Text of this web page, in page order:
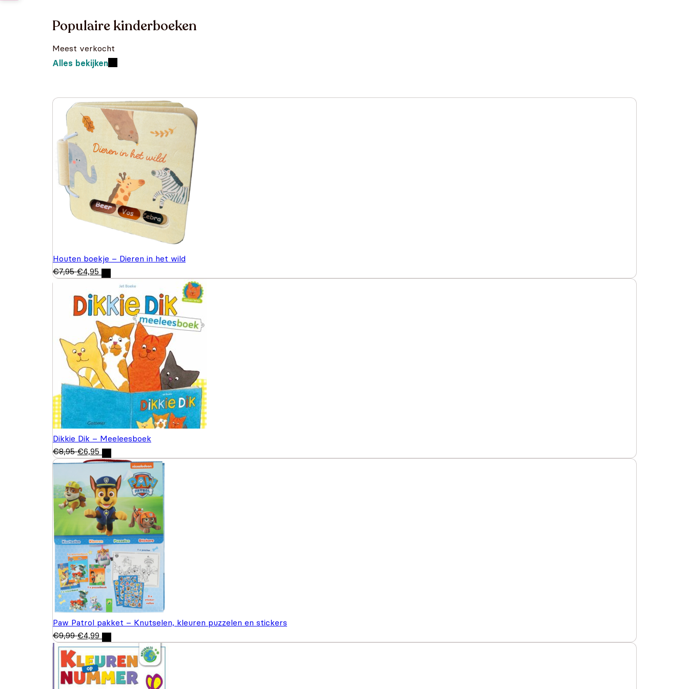
Populaire kinderboeken
Meest verkocht
Alles bekijken
Houten boekje – Dieren in het wild
€7,95 €4,95
Dikkie Dik – Meeleesboek
€8,95 €6,95
Paw Patrol pakket – Knutselen, kleuren puzzelen en stickers
€9,99 €4,99